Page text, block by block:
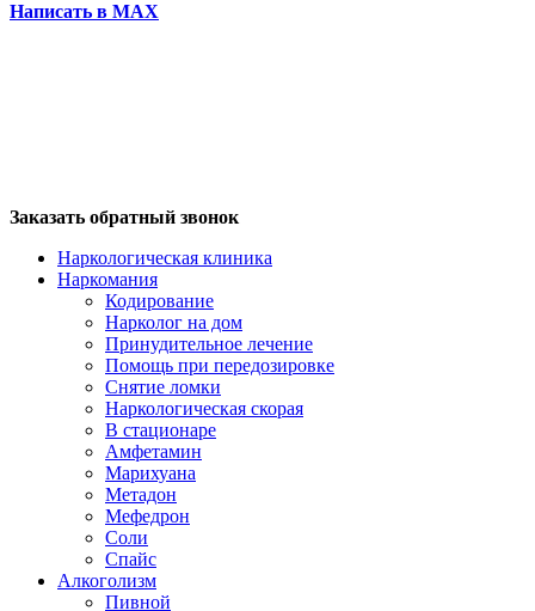
Написать в MAX
Заказать обратный звонок
Наркологическая клиника
Наркомания
Кодирование
Нарколог на дом
Принудительное лечение
Помощь при передозировке
Снятие ломки
Наркологическая скорая
В стационаре
Амфетамин
Марихуана
Метадон
Мефедрон
Соли
Спайс
Алкоголизм
Пивной